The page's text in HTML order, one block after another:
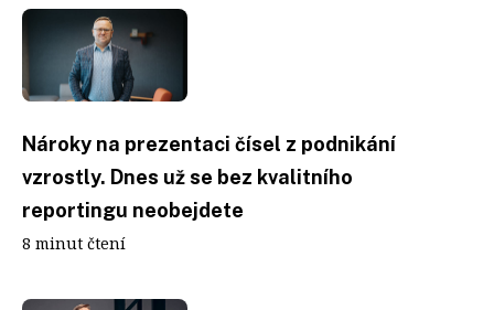
Nároky na prezentaci čísel z podnikání
vzrostly. Dnes už se bez kvalitního
reportingu neobejdete
8 minut čtení